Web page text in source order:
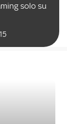
solo su